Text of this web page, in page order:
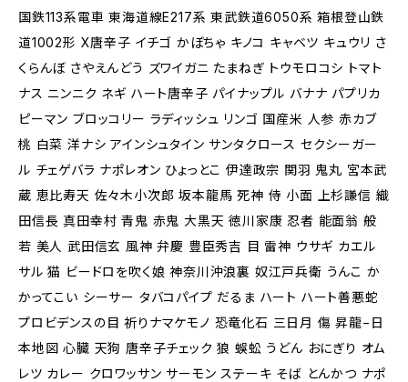
国鉄113系電車 東海道線E217系 東武鉄道6050系 箱根登山鉄
道1002形 X唐辛子 イチゴ かぼちゃ キノコ キャベツ キュウリ さ
くらんぼ さやえんどう ズワイガニ たまねぎ トウモロコシ トマト
ナス ニンニク ネギ ハート唐辛子 パイナップル バナナ パプリカ
ピーマン ブロッコリー ラディッシュ リンゴ 国産米 人参 赤カブ
桃 白菜 洋ナシ アインシュタイン サンタクロース セクシーガー
ル チェゲバラ ナポレオン ひょっとこ 伊達政宗 関羽 鬼丸 宮本武
蔵 恵比寿天 佐々木小次郎 坂本龍馬 死神 侍 小面 上杉謙信 織
田信長 真田幸村 青鬼 赤鬼 大黒天 徳川家康 忍者 能面翁 般
若 美人 武田信玄 風神 弁慶 豊臣秀吉 目 雷神 ウサギ カエル
サル 猫 ビードロを吹く娘 神奈川沖浪裏 奴江戸兵衛 うんこ か
かってこい シーサー タバコパイプ だるま ハート ハート善悪蛇
プロビデンスの目 祈りナマケモノ 恐竜化石 三日月 傷 昇龍−日
本地図 心臓 天狗 唐辛子チェック 狼 蜈蚣 うどん おにぎり オム
レツ カレー クロワッサン サーモン ステーキ そば とんかつ ナポ